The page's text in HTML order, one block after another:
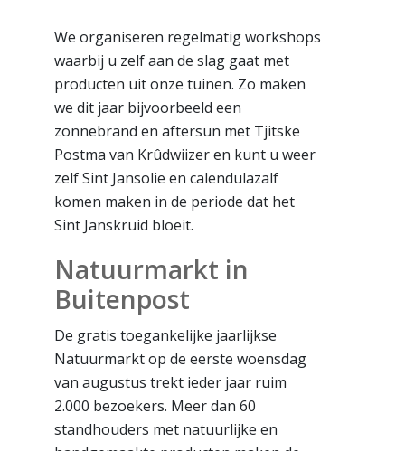
We organiseren regelmatig workshops
waarbij u zelf aan de slag gaat met
producten uit onze tuinen. Zo maken
we dit jaar bijvoorbeeld een
zonnebrand en aftersun met Tjitske
Postma van Krûdwiizer en kunt u weer
zelf Sint Jansolie en calendulazalf
komen maken in de periode dat het
Sint Janskruid bloeit.
Natuurmarkt in
Buitenpost
De gratis toegankelijke jaarlijkse
Natuurmarkt op de eerste woensdag
van augustus trekt ieder jaar ruim
2.000 bezoekers. Meer dan 60
standhouders met natuurlijke en